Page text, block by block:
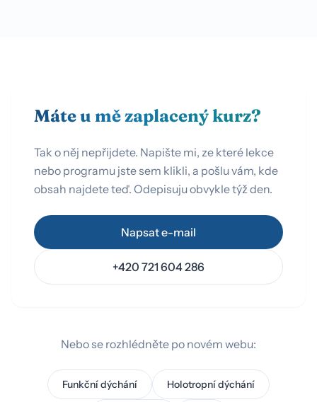
Máte u mě zaplacený kurz?
Tak o něj nepřijdete. Napište mi, ze které lekce
nebo programu jste sem klikli, a pošlu vám, kde
obsah najdete teď. Odepisuju obvykle týž den.
Napsat e-mail
+420 721 604 286
Nebo se rozhlédněte po novém webu:
Funkční dýchání Holotropní dýchání